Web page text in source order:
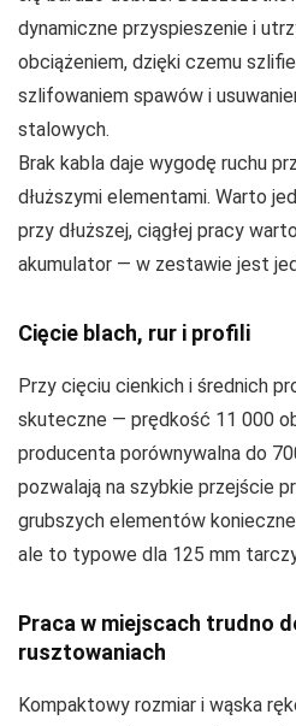
dynamiczne przyspieszenie i
obciążeniem, dzięki czemu
szlifowaniem spawów i
stalowych.
Brak kabla daje wygodę ruchu
dłuższymi elementami. Warto
przy dłuższej, ciągłej pracy
akumulator — w zestawie jest
Cięcie blach, rur i profili
Przy cięciu cienkich i średnich
skuteczne — prędkość 11 000
producenta porównywalna do
pozwalają na szybkie przejście
grubszych elementów
ale to typowe dla 125 mm
Praca w miejscach trudno
rusztowaniach
Kompaktowy rozmiar i wąska